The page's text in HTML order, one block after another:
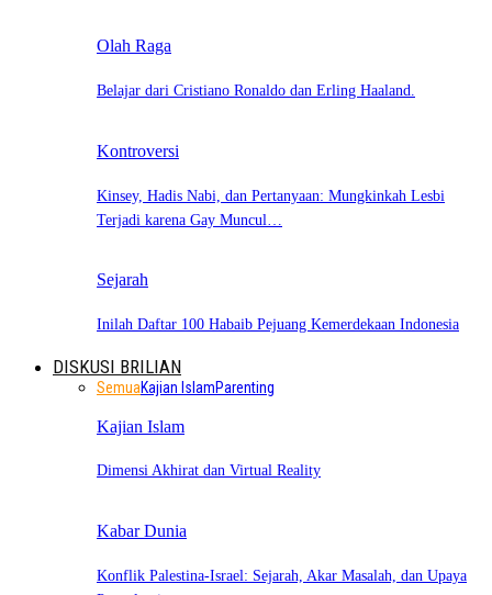
Olah Raga
Belajar dari Cristiano Ronaldo dan Erling Haaland.
Kontroversi
Kinsey, Hadis Nabi, dan Pertanyaan: Mungkinkah Lesbi
Terjadi karena Gay Muncul…
Sejarah
Inilah Daftar 100 Habaib Pejuang Kemerdekaan Indonesia
DISKUSI BRILIAN
SemuaKajian IslamParenting
Kajian Islam
Dimensi Akhirat dan Virtual Reality
Kabar Dunia
Konflik Palestina-Israel: Sejarah, Akar Masalah, dan Upaya